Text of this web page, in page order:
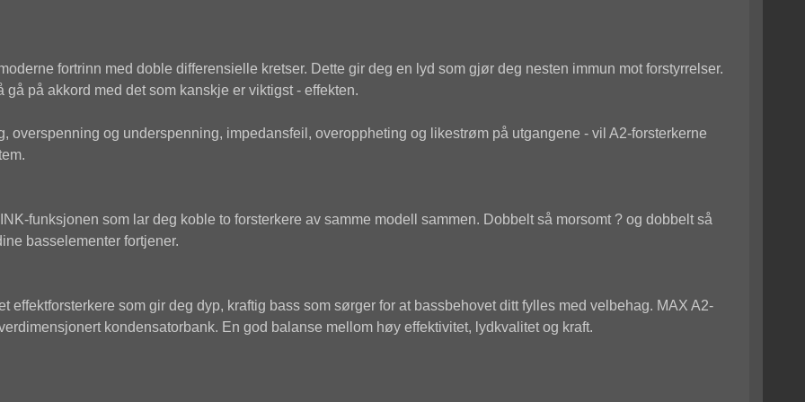
fortrinn med doble differensielle kretser. Dette gir deg en lyd som gjør deg nesten immun mot forstyrrelser.
på akkord med det som kanskje er viktigst - effekten.
overspenning og underspenning, impedansfeil, overoppheting og likestrøm på utgangene - vil A2-forsterkerne
funksjonen som lar deg koble to forsterkere av samme modell sammen. Dobbelt så morsomt ? og dobbelt så
basselementer fortjener.
effektforsterkere som gir deg dyp, kraftig bass som sørger for at bassbehovet ditt fylles med velbehag. MAX A2-
kondensatorbank. En god balanse mellom høy effektivitet, lydkvalitet og kraft.